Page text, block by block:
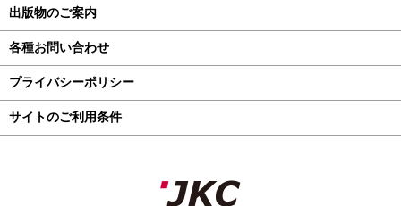
出版物のご案内
各種お問い合わせ
プライバシーポリシー
サイトのご利用条件